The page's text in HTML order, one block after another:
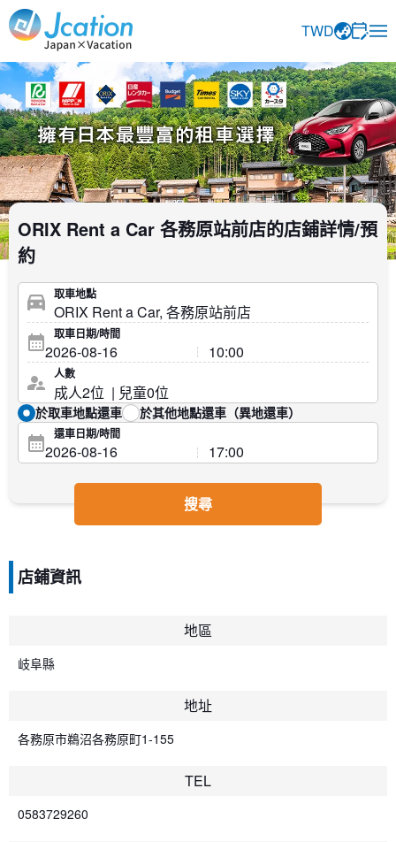
Jcation 以您想要的方式旅行。
TWD
ORIX Rent a Car 各務原站前店的店鋪詳情/預
約
取車地點
取車日期/時間
人數
於取車地點還車 於其他地點還車（異地還車）
還車日期/時間
搜尋
店鋪資訊
地區
岐阜縣
地址
各務原市鵜沼各務原町1-155
TEL
0583729260